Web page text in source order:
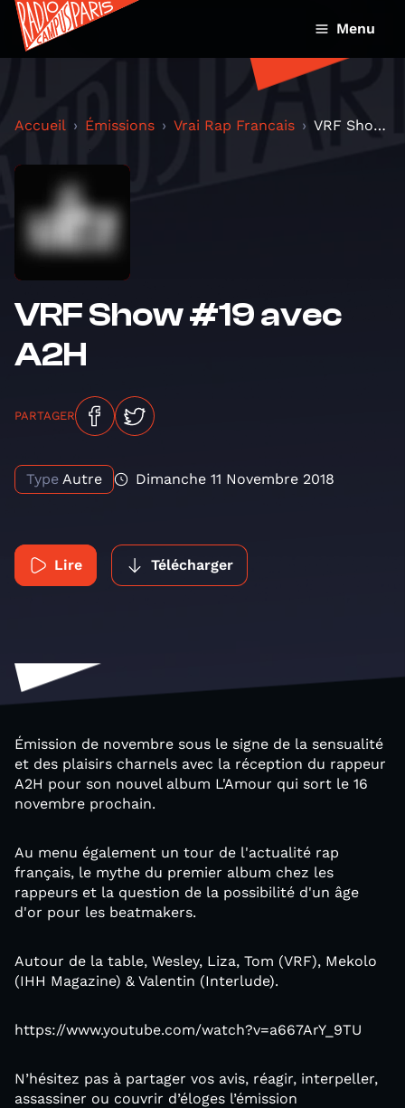
Menu
Accueil Émissions Vrai Rap Francais VRF Show #19 avec A2H
VRF Show #19 avec
A2H
PARTAGER
Type Autre Dimanche 11 Novembre 2018
Lire Télécharger
Émission de novembre sous le signe de la sensualité
et des plaisirs charnels avec la réception du rappeur
A2H pour son nouvel album L'Amour qui sort le 16
novembre prochain.
Au menu également un tour de l'actualité rap
français, le mythe du premier album chez les
rappeurs et la question de la possibilité d'un âge
d'or pour les beatmakers.
Autour de la table, Wesley, Liza, Tom (VRF), Mekolo
(IHH Magazine) & Valentin (Interlude).
https://www.youtube.com/watch?v=a667ArY_9TU
N’hésitez pas à partager vos avis, réagir, interpeller,
assassiner ou couvrir d’éloges l’émission